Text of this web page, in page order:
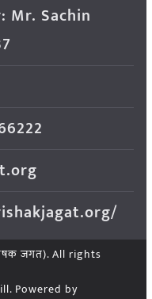
Mr. Sachin
जगत). All rights
Powered by